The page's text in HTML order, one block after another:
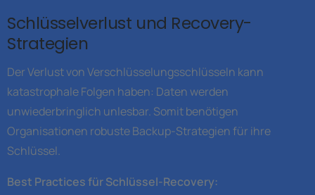
Schlüsselverlust und Recovery-
Strategien
Der Verlust von Verschlüsselungsschlüsseln kann
katastrophale Folgen haben: Daten werden
unwiederbringlich unlesbar. Somit benötigen
Organisationen robuste Backup-Strategien für ihre
Schlüssel.
Best Practices für Schlüssel-Recovery: